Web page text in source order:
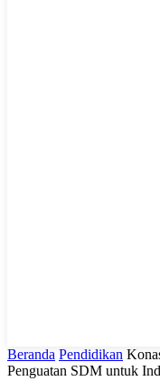
Beranda Pendidikan
Penguatan SDM untuk